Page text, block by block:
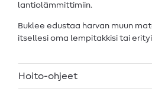
lantiolämmittimiin.
Buklee edustaa harvan muun
itsellesi oma lempitakkisi tai
Hoito-ohjeet